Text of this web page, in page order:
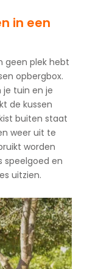
in een
geen plek hebt
opbergbox.
je tuin en je
de kussen
buiten staat
weer uit te
worden
speelgoed en
uitzien.